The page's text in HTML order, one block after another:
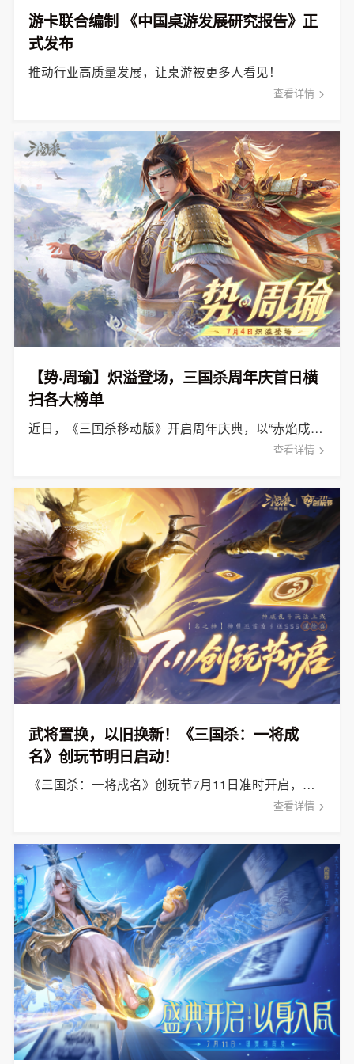
游卡联合编制 《中国桌游发展研究报告》正
式发布
推动行业高质量发展，让桌游被更多人看见！
查看详情
【势·周瑜】炽溢登场，三国杀周年庆首日横
扫各大榜单
近日，《三国杀移动版》开启周年庆典，以“赤焰成势，千古风流”之势，与亿万玩家共赴这场年度盛宴。
查看详情
武将置换，以旧换新！《三国杀：一将成
名》创玩节明日启动！
《三国杀：一将成名》创玩节7月11日准时开启，免费领取SSS武将！
查看详情